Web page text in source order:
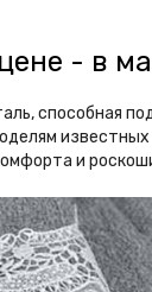
- в
способная
и